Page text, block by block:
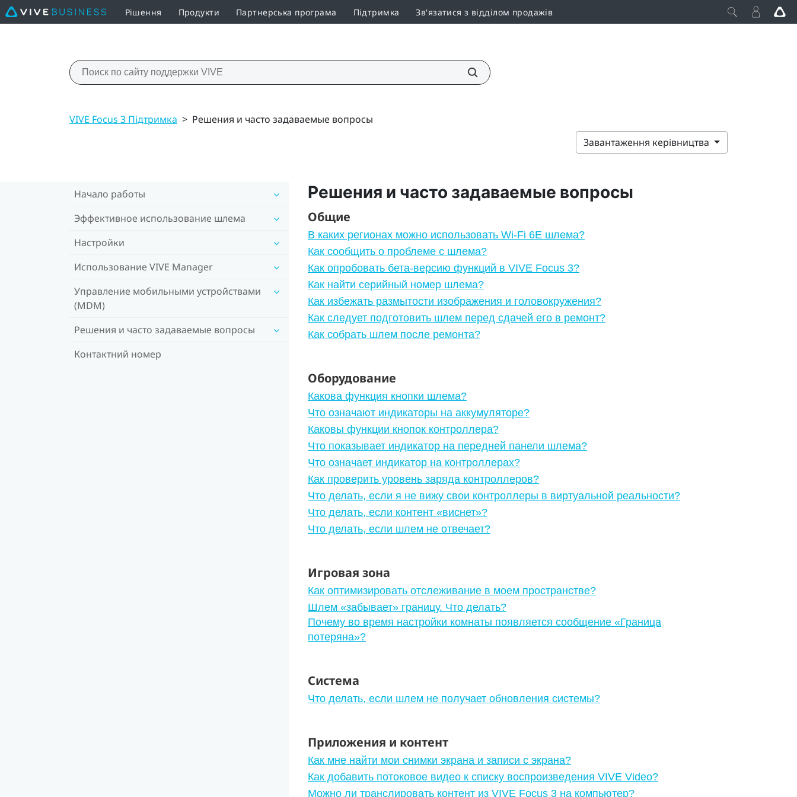
Рішення Продукти Партнерська програма Підтримка Зв'язатися з відділом продажів
VIVE Focus 3 Підтримка > Решения и часто задаваемые вопросы
Завантаження керівництва
Начало работы
Эффективное использование шлема
Настройки
Использование VIVE Manager
Управление мобильными устройствами
(MDM)
Решения и часто задаваемые вопросы
Контактний номер
Решения и часто задаваемые вопросы
Общие
В каких регионах можно использовать Wi‍-Fi 6E шлема?
Как сообщить о проблеме с шлема?
Как опробовать бета-версию функций в VIVE Focus 3?
Как найти серийный номер шлема?
Как избежать размытости изображения и головокружения?
Как следует подготовить шлем перед сдачей его в ремонт?
Как собрать шлем после ремонта?
Оборудование
Какова функция кнопки шлема?
Что означают индикаторы на аккумуляторе?
Каковы функции кнопок контроллера?
Что показывает индикатор на передней панели шлема?
Что означает индикатор на контроллерах?
Как проверить уровень заряда контроллеров?
Что делать, если я не вижу свои контроллеры в виртуальной реальности?
Что делать, если контент «виснет»?
Что делать, если шлем не отвечает?
Игровая зона
Как оптимизировать отслеживание в моем пространстве?
Шлем «забывает» границу. Что делать?
Почему во время настройки комнаты появляется сообщение «Граница
потеряна»?
Система
Что делать, если шлем не получает обновления системы?
Приложения и контент
Как мне найти мои снимки экрана и записи с экрана?
Как добавить потоковое видео к списку воспроизведения VIVE Video?
Можно ли транслировать контент из VIVE Focus 3 на компьютер?